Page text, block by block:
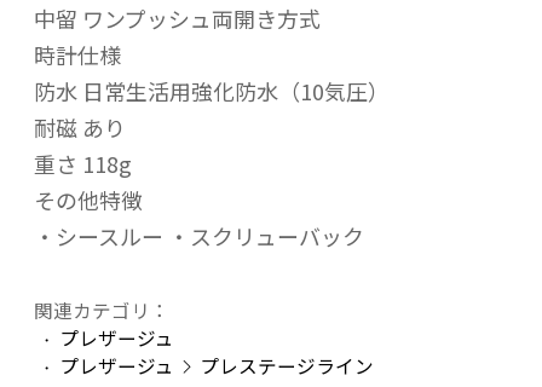
中留 ワンプッシュ両開き方式
時計仕様
防水 日常生活用強化防水（10気圧）
耐磁 あり
重さ 118g
その他特徴
・シースルー ・スクリューバック
関連カテゴリ：
プレザージュ
プレザージュ
プレステージライン